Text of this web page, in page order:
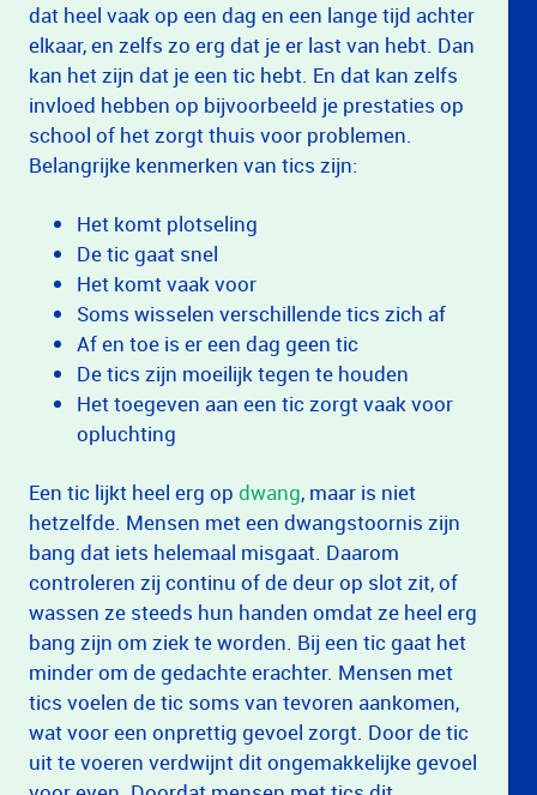
dat heel vaak op een dag en een lange tijd achter
elkaar, en zelfs zo erg dat je er last van hebt. Dan
kan het zijn dat je een tic hebt. En dat kan zelfs
invloed hebben op bijvoorbeeld je prestaties op
school of het zorgt thuis voor problemen.
Belangrijke kenmerken van tics zijn:
Het komt plotseling
De tic gaat snel
Het komt vaak voor
Soms wisselen verschillende tics zich af
Af en toe is er een dag geen tic
De tics zijn moeilijk tegen te houden
Het toegeven aan een tic zorgt vaak voor
opluchting
Een tic lijkt heel erg op dwang, maar is niet
hetzelfde. Mensen met een dwangstoornis zijn
bang dat iets helemaal misgaat. Daarom
controleren zij continu of de deur op slot zit, of
wassen ze steeds hun handen omdat ze heel erg
bang zijn om ziek te worden. Bij een tic gaat het
minder om de gedachte erachter. Mensen met
tics voelen de tic soms van tevoren aankomen,
wat voor een onprettig gevoel zorgt. Door de tic
uit te voeren verdwijnt dit ongemakkelijke gevoel